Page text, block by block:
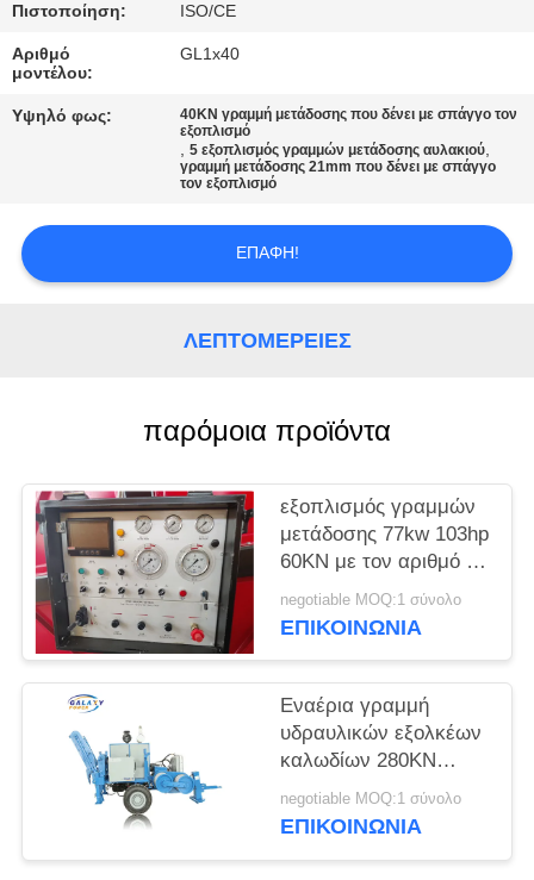
ΜΑΣ
ΥΠΟΘΈΣΕΙΣ
SITEMAP
Πιστοποίηση: ISO/CE
Αριθμό
μοντέλου:
GL1x40
Υψηλό φως:
40KN γραμμή μετάδοσης που δένει με σπάγγο τον
εξοπλισμό
,5 εξοπλισμός γραμμών μετάδοσης αυλακιού,
γραμμή μετάδοσης 21mm που δένει με σπάγγο
τον εξοπλισμό
ΕΠΑΦΉ!
ΛΕΠΤΟΜΈΡΕΙΕΣ
παρόμοια προϊόντα
εξοπλισμός γραμμών
μετάδοσης 77kw 103hp
60KN με τον αριθμό 7
αυλακιού
negotiable MOQ:1 σύνολο
ΕΠΙΚΟΙΝΩΝΊΑ
Εναέρια γραμμή
υδραυλικών εξολκέων
καλωδίων 280KN
ADSS που δένει με
σπάγγο τον εξοπλισμό
negotiable MOQ:1 σύνολο
ΕΠΙΚΟΙΝΩΝΊΑ